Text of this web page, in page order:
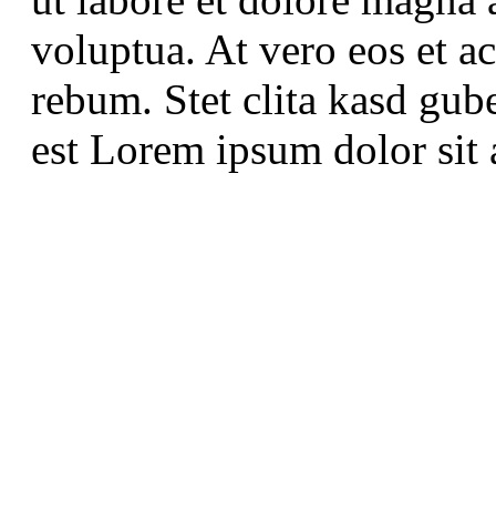
voluptua. At vero eos et
rebum. Stet clita kasd
est Lorem ipsum dolor sit